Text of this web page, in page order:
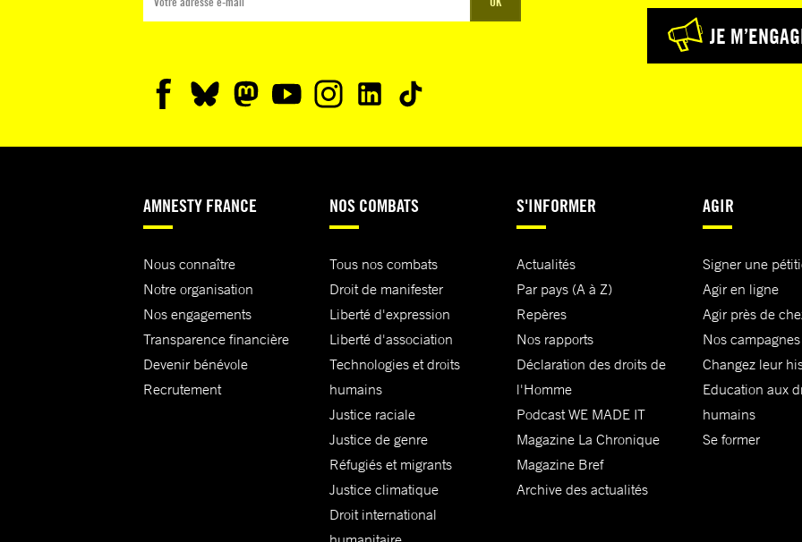
JE
AMNESTY FRANCE
Nous connaître
Notre organisation
Nos engagements
Transparence financière
Devenir bénévole
Recrutement
NOS COMBATS
Tous nos combats
Droit de manifester
Liberté d'expression
Liberté d'association
Technologies et droits
humains
Justice raciale
Justice de genre
Réfugiés et migrants
Justice climatique
Droit international
S'INFORMER
Actualités
Par pays (A à Z)
Repères
Nos rapports
Déclaration des droits de
l'Homme
Podcast WE MADE IT
Magazine La Chronique
Magazine Bref
Archive des actualités
AGIR
Signer une
Agir en ligne
Agir près de
Nos campagnes
Changez leur
Education aux
humains
Se former